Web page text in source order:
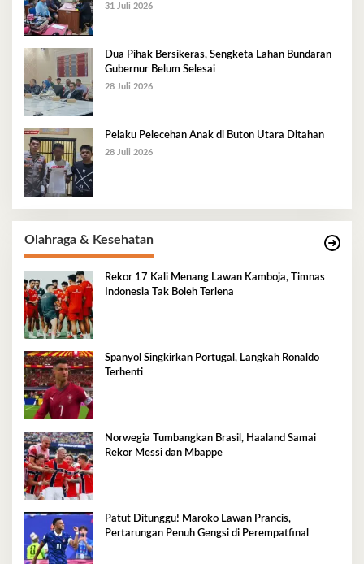
31 Juli 2026
Dua Pihak Bersikeras, Sengketa Lahan Bundaran
Gubernur Belum Selesai
28 Juli 2026
Pelaku Pelecehan Anak di Buton Utara Ditahan
28 Juli 2026
Olahraga & Kesehatan
Rekor 17 Kali Menang Lawan Kamboja, Timnas
Indonesia Tak Boleh Terlena
Spanyol Singkirkan Portugal, Langkah Ronaldo
Terhenti
Norwegia Tumbangkan Brasil, Haaland Samai
Rekor Messi dan Mbappe
Patut Ditunggu! Maroko Lawan Prancis,
Pertarungan Penuh Gengsi di Perempatfinal